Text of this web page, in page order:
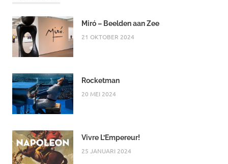
Miró – Beelden aan Zee
21 OKTOBER 2024
Rocketman
20 MEI 2024
Vivre L’Empereur!
25 JANUARI 2024